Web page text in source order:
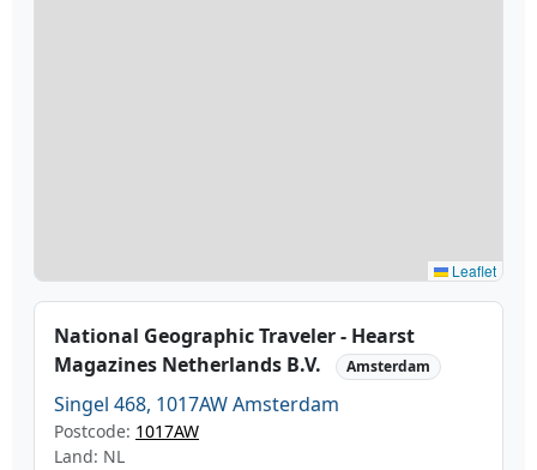
Leaflet
National Geographic Traveler - Hearst
Magazines Netherlands B.V.
Amsterdam
Singel 468, 1017AW Amsterdam
Postcode: 1017AW
Land: NL